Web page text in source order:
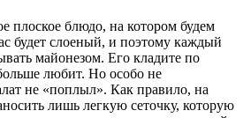
плоское блюдо, на котором будем
будет слоеный, и поэтому каждый
майонезом. Его кладите по
любит. Но особо не
не «поплыл». Как правило, на
лишь легкую сеточку, которую